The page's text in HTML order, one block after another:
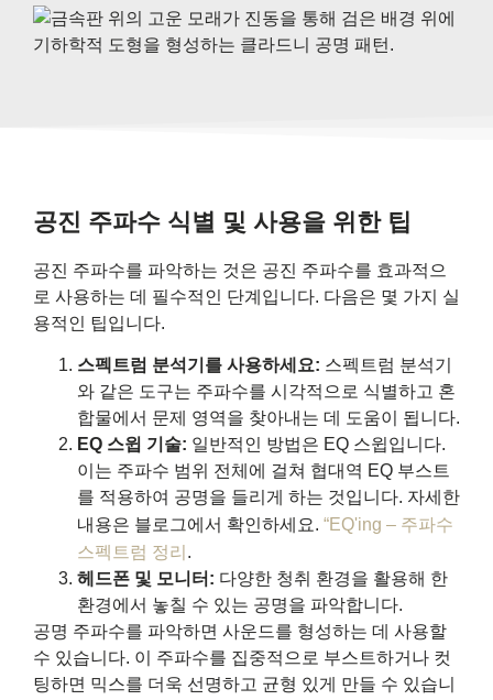
공진 주파수 식별 및 사용을 위한 팁
공진 주파수를 파악하는 것은 공진 주파수를 효과적으
로 사용하는 데 필수적인 단계입니다. 다음은 몇 가지 실
용적인 팁입니다.
스펙트럼 분석기를 사용하세요: 스펙트럼 분석기
와 같은 도구는 주파수를 시각적으로 식별하고 혼
합물에서 문제 영역을 찾아내는 데 도움이 됩니다.
EQ 스윕 기술: 일반적인 방법은 EQ 스윕입니다.
이는 주파수 범위 전체에 걸쳐 협대역 EQ 부스트
를 적용하여 공명을 들리게 하는 것입니다. 자세한
내용은 블로그에서 확인하세요. “EQ'ing – 주파수
스펙트럼 정리 .
헤드폰 및 모니터: 다양한 청취 환경을 활용해 한
환경에서 놓칠 수 있는 공명을 파악합니다.
공명 주파수를 파악하면 사운드를 형성하는 데 사용할
수 있습니다. 이 주파수를 집중적으로 부스트하거나 컷
팅하면 믹스를 더욱 선명하고 균형 있게 만들 수 있습니